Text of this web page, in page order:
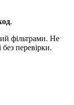
.
фільтрами. Не
перевірки.